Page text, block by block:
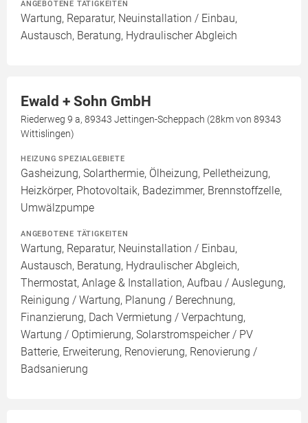
ANGEBOTENE TÄTIGKEITEN
Wartung, Reparatur, Neuinstallation / Einbau,
Austausch, Beratung, Hydraulischer Abgleich
Ewald + Sohn GmbH
Riederweg 9 a, 89343 Jettingen-Scheppach (28km von 89343
Wittislingen)
HEIZUNG SPEZIALGEBIETE
Gasheizung, Solarthermie, Ölheizung, Pelletheizung,
Heizkörper, Photovoltaik, Badezimmer, Brennstoffzelle,
Umwälzpumpe
ANGEBOTENE TÄTIGKEITEN
Wartung, Reparatur, Neuinstallation / Einbau,
Austausch, Beratung, Hydraulischer Abgleich,
Thermostat, Anlage & Installation, Aufbau / Auslegung,
Reinigung / Wartung, Planung / Berechnung,
Finanzierung, Dach Vermietung / Verpachtung,
Wartung / Optimierung, Solarstromspeicher / PV
Batterie, Erweiterung, Renovierung, Renovierung /
Badsanierung